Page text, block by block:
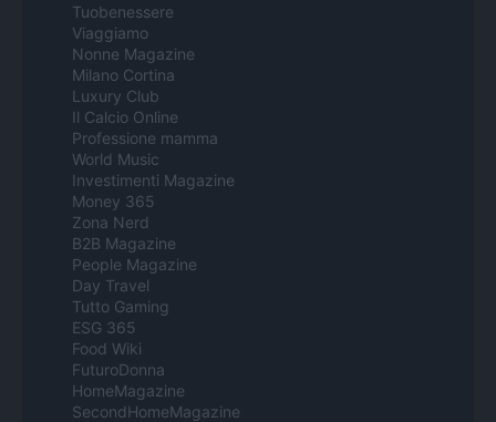
Tuobenessere
Viaggiamo
Nonne Magazine
Milano Cortina
Luxury Club
Il Calcio Online
Professione mamma
World Music
Investimenti Magazine
Money 365
Zona Nerd
B2B Magazine
People Magazine
Day Travel
Tutto Gaming
ESG 365
Food Wiki
FuturoDonna
HomeMagazine
SecondHomeMagazine